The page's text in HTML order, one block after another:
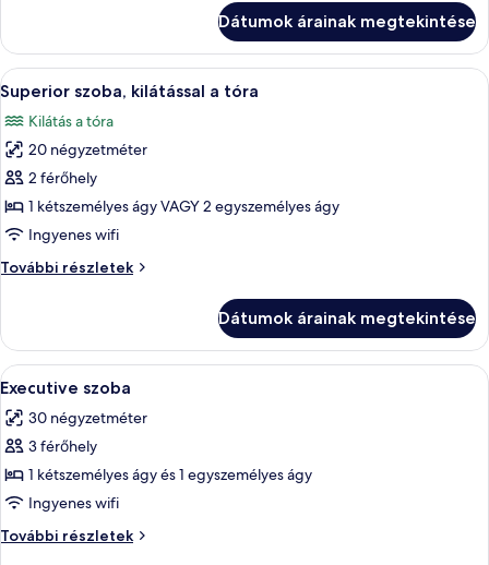
Dátumok árainak megtekintése
A
következő
szoba
összes
képének
megtekintése:
Superior
kilátással
Egy szállodai szoba két ággyal,
5
Superior szoba, kilátással a tóra
Kilátás a tóra
20 négyzetméter
2 férőhely
1 kétszemélyes ágy VAGY 2 egyszemélyes ágy
Ingyenes wifi
További részletek
Superior
tóra
további
részletei
Dátumok árainak megtekintése
A
következő
szoba
összes
képének
megtekintése:
Executive
szoba
Egy szállodai szoba, amelyben
4
Executive szoba
30 négyzetméter
3 férőhely
1 kétszemélyes ágy és 1 egyszemélyes ágy
Ingyenes wifi
További részletek
Executive